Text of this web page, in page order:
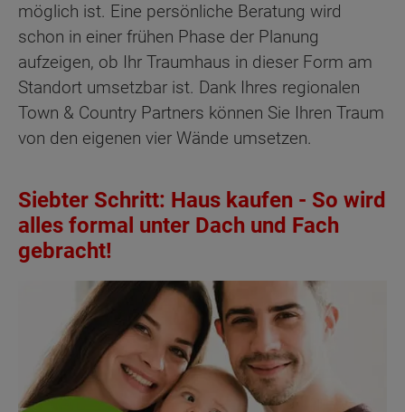
möglich ist. Eine persönliche Beratung wird
schon in einer frühen Phase der Planung
aufzeigen, ob Ihr Traumhaus in dieser Form am
Standort umsetzbar ist. Dank Ihres regionalen
Town & Country Partners können Sie Ihren Traum
von den eigenen vier Wände umsetzen.
Siebter Schritt: Haus kaufen - So wird
alles formal unter Dach und Fach
gebracht!